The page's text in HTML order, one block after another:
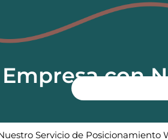
con
Servicio de Posicionamiento